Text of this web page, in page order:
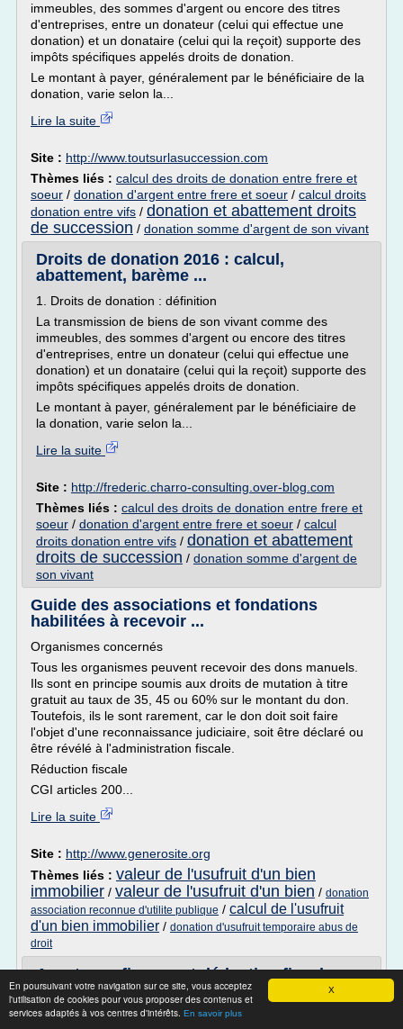
X
En poursuivant votre navigation sur ce site, vous acceptez
l'utilisation de cookies pour vous proposer des contenus et
services adaptés à vos centres d'intérêts. En savoir plus
immeubles, des sommes d'argent ou encore des titres
d'entreprises, entre un donateur (celui qui effectue une
donation) et un donataire (celui qui la reçoit) supporte des
impôts spécifiques appelés droits de donation.
Le montant à payer, généralement par le bénéficiaire de la
donation, varie selon la...
Lire la suite
Site : http://www.toutsurlasuccession.com
Thèmes liés : calcul des droits de donation entre frere et
soeur / donation d'argent entre frere et soeur / calcul droits
donation entre vifs / donation et abattement droits
de succession / donation somme d'argent de son vivant
Droits de donation 2016 : calcul,
abattement, barème ...
1. Droits de donation : définition
La transmission de biens de son vivant comme des
immeubles, des sommes d'argent ou encore des titres
d'entreprises, entre un donateur (celui qui effectue une
donation) et un donataire (celui qui la reçoit) supporte des
impôts spécifiques appelés droits de donation.
Le montant à payer, généralement par le bénéficiaire de
la donation, varie selon la...
Lire la suite
Site : http://frederic.charro-consulting.over-blog.com
Thèmes liés : calcul des droits de donation entre frere et
soeur / donation d'argent entre frere et soeur / calcul
droits donation entre vifs / donation et abattement
droits de succession / donation somme d'argent de
son vivant
Guide des associations et fondations
habilitées à recevoir ...
Organismes concernés
Tous les organismes peuvent recevoir des dons manuels.
Ils sont en principe soumis aux droits de mutation à titre
gratuit au taux de 35, 45 ou 60% sur le montant du don.
Toutefois, ils le sont rarement, car le don doit soit faire
l'objet d'une reconnaissance judiciaire, soit être déclaré ou
être révélé à l'administration fiscale.
Réduction fiscale
CGI articles 200...
Lire la suite
Site : http://www.generosite.org
Thèmes liés : valeur de l'usufruit d'un bien
immobilier / valeur de l'usufruit d'un bien / donation
association reconnue d'utilite publique / calcul de l'usufruit
d'un bien immobilier / donation d'usufruit temporaire abus de
droit
Avantages fiscaux et déduction fiscale
d'une fondation ...
La donation temporaire d'usufruit permet de faire sortir le